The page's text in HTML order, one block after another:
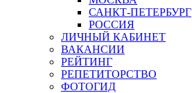
САНКТ-ПЕТЕРБУРГ
РОССИЯ
ЛИЧНЫЙ КАБИНЕТ
ВАКАНСИИ
РЕЙТИНГ
РЕПЕТИТОРСТВО
ФОТОГИД